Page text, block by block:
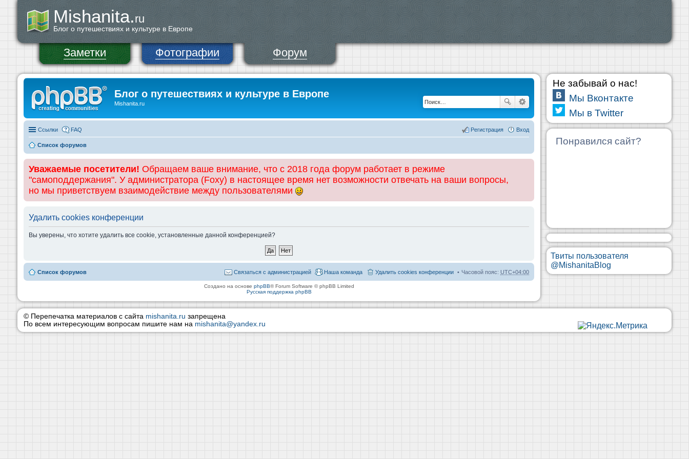
Mishanita.ru
Блог о путешествиях и культуре в Европе
Заметки Фотографии Форум
Блог о путешествиях и культуре в Европе
Mishanita.ru
Ссылки FAQ Вход
Регистрация
Список форумов
Уважаемые посетители! Обращаем ваше внимание, что с 2018 года форум работает в режиме
"самоподдержания". У администратора (Foxy) в настоящее время нет возможности отвечать на ваши вопросы,
но мы приветствуем взаимодействие между пользователями
Удалить cookies конференции
Вы уверены, что хотите удалить все cookie, установленные данной конференцией?
Список форумов Часовой пояс: UTC+04:00
Удалить cookies конференции
Наша команда
Связаться с администрацией
Создано на основе phpBB® Forum Software © phpBB Limited
Русская поддержка phpBB
Не забывай о нас!
Мы Вконтакте
Мы в Twitter
Понравился сайт?
Твиты пользователя
@MishanitaBlog
© Перепечатка материалов с сайта mishanita.ru запрещена
По всем интересующим вопросам пишите нам на mishanita@yandex.ru